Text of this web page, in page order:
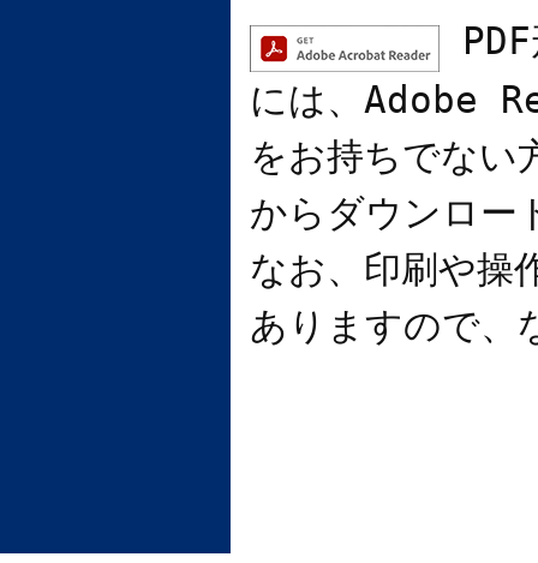
には、 Adobe
をお持ちでない
からダウンロー
なお、印刷や操
ありますので、